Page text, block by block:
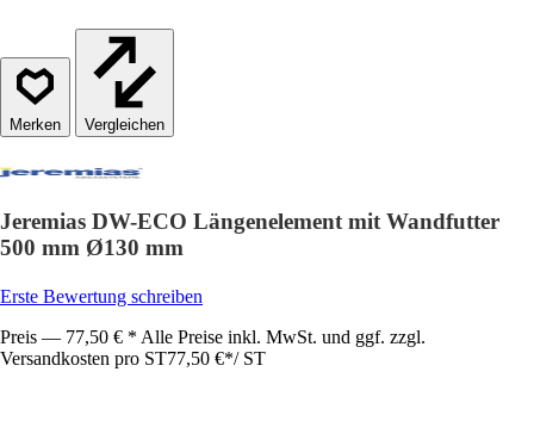
Vergleichen
Jeremias DW-ECO Längenelement mit Wandfutter
500 mm Ø130 mm
Erste Bewertung schreiben
Preis — 77,50 € * Alle Preise inkl. MwSt. und ggf. zzgl.
Versandkosten pro ST77,50 €*/ ST